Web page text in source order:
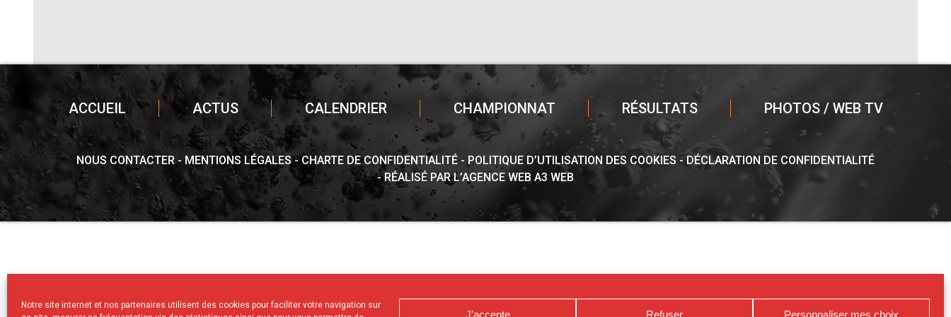
Notre site internet et nos partenaires utilisent des cookies pour faciliter votre navigation sur
J'accepte Refuser Personnaliser mes choix
ACCUEIL ACTUS CALENDRIER CHAMPIONNAT RÉSULTATS PHOTOS / WEB TV
NOUS CONTACTER MENTIONS LÉGALES CHARTE DE CONFIDENTIALITÉ POLITIQUE D’UTILISATION DES COOKIES
DÉCLARATION DE CONFIDENTIALITÉ
RÉALISÉ PAR L’AGENCE WEB A3 WEB